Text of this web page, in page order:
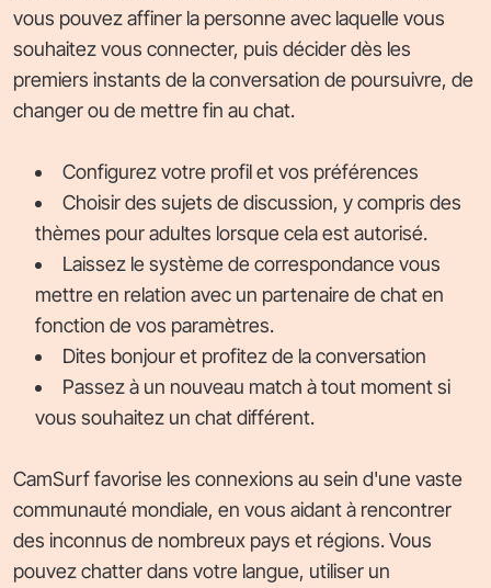
vous pouvez affiner la personne avec laquelle vous
souhaitez vous connecter, puis décider dès les
premiers instants de la conversation de poursuivre, de
changer ou de mettre fin au chat.
Configurez votre profil et vos préférences
Choisir des sujets de discussion, y compris des
thèmes pour adultes lorsque cela est autorisé.
Laissez le système de correspondance vous
mettre en relation avec un partenaire de chat en
fonction de vos paramètres.
Dites bonjour et profitez de la conversation
Passez à un nouveau match à tout moment si
vous souhaitez un chat différent.
CamSurf favorise les connexions au sein d'une vaste
communauté mondiale, en vous aidant à rencontrer
des inconnus de nombreux pays et régions. Vous
pouvez chatter dans votre langue, utiliser un